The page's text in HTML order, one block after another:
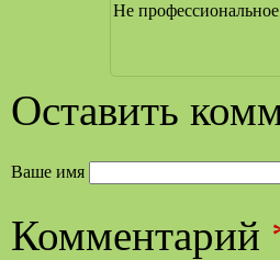
Не
Оставить
Ваше имя
Комментарий